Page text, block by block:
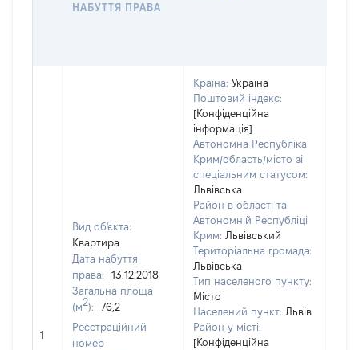
НАБУТТЯ ПРАВА
1
Вид об'єкта:
Квартира
Дата набуття
права:
13.12.2018
Загальна площа
(м2):
76,2
Реєстраційний
номер
Країна: Україна
Поштовий індекс:
[Конфіденційна
інформація]
Автономна Республіка
Крим/область/місто зі
спеціальним статусом:
Львівська
Район в області та
Автономній Республіці
Крим: Львівський
Територіальна громада:
Львівська
Тип населеного пункту:
Місто
Населений пункт: Львів
Район у місті:
[Конфіденційна